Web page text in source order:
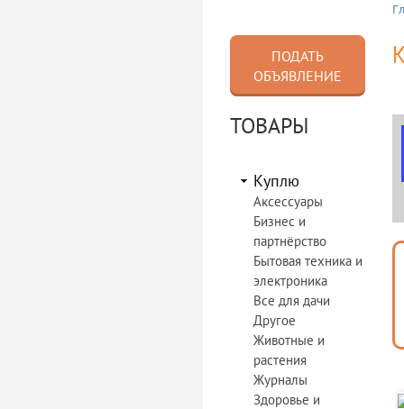
Услуги
ПОДАТЬ
ОБЪЯВЛЕНИЕ
ТОВАРЫ
Куплю
Аксессуары
Бизнес и
партнёрство
Бытовая техника и
электроника
Все для дачи
Другое
Животные и
растения
Журналы
Здоровье и